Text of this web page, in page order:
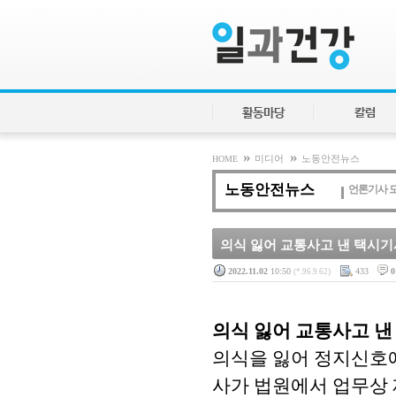
활동마당 칼럼
HOME » 미디어 » 노동안전뉴스
노동안전뉴스 언론기사
의식 잃어 교통사고 낸 택시
2022.11.02 10:50 (*.96.9.62) 433 0
의식 잃어 교통사고
의식을 잃어 정지신
사가 법원에서 업무